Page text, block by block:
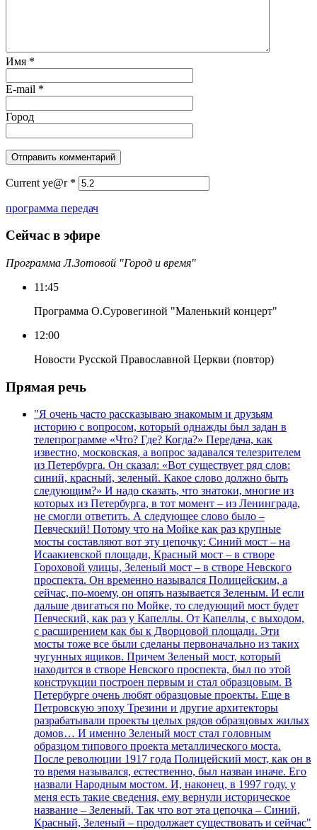
Имя *
E-mail *
Город
Current ye@r *
программа передач
Сейчас в эфире
Программа Л.Зотовой "Город и время"
11:45
Программа О.Суровегиной "Маленький концерт"
12:00
Новости Русской Православной Церкви (повтор)
Прямая речь
"Я очень часто рассказываю знакомым и друзьям
историю с вопросом, который однажды был задан в
телепрограмме «Что? Где? Когда?» Передача, как
известно, московская, а вопрос задавался телезрителем
из Петербурга. Он сказал: «Вот существует ряд слов:
синий, красный, зеленый. Какое слово должно быть
следующим?» И надо сказать, что знатоки, многие из
которых из Петербурга, в тот момент – из Ленинграда,
не смогли ответить. А следующее слово было –
Певческий! Потому что на Мойке как раз крупные
мосты составляют вот эту цепочку: Синий мост – на
Исаакиевской площади, Красный мост – в створе
Гороховой улицы, Зеленый мост – в створе Невского
проспекта. Он временно назывался Полицейским, а
сейчас, по-моему, он опять называется Зеленым. И если
дальше двигаться по Мойке, то следующий мост будет
Певческий, как раз у Капеллы. От Капеллы, с выходом,
с расширением как бы к Дворцовой площади. Эти
мосты тоже все были сделаны первоначально из таких
чугунных ящиков. Причем Зеленый мост, который
находится в створе Невского проспекта, был по этой
конструкции построен первым и стал образцовым. В
Петербурге очень любят образцовые проекты. Еще в
Петровскую эпоху Трезини и другие архитекторы
разрабатывали проекты целых рядов образцовых жилых
домов… И именно Зеленый мост стал головным
образцом типового проекта металлического моста.
После революции 1917 года Полицейский мост, как он в
то время назывался, естественно, был назван иначе. Его
назвали Народным мостом. И, наконец, в 1997 году, у
меня есть такие сведения, ему вернули историческое
название – Зеленый. Так что вот эта цепочка – Синий,
Красный, Зеленый – продолжает существовать и сейчас"